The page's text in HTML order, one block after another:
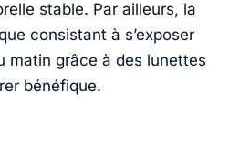
stable. Par ailleurs, la
consistant à s’exposer
matin grâce à des lunettes
bénéfique.